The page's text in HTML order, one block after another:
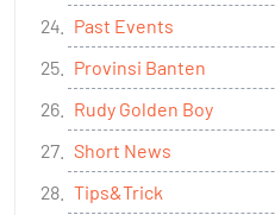
Past Events
Provinsi Banten
Rudy Golden Boy
Short News
Tips&Trick